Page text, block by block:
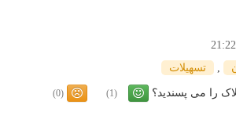
تسهیلات
را می پسندید؟ (1)
(0)